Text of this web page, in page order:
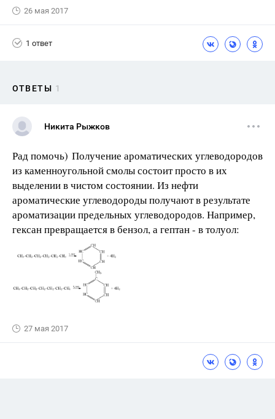
26 мая 2017
1 ответ
ОТВЕТЫ 1
Никита Рыжков
Рад помочь) Получение ароматических углеводородов
из каменноугольной смолы состоит просто в их
выделении в чистом состоянии. Из нефти
ароматические углеводороды получают в результате
ароматизации предельных углеводородов. Например,
гексан превращается в бензол, а гептан - в толуол:
27 мая 2017